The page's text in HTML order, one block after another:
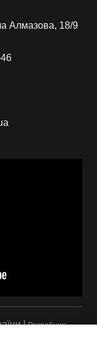
Алмазова, 18/9
|Розробник: